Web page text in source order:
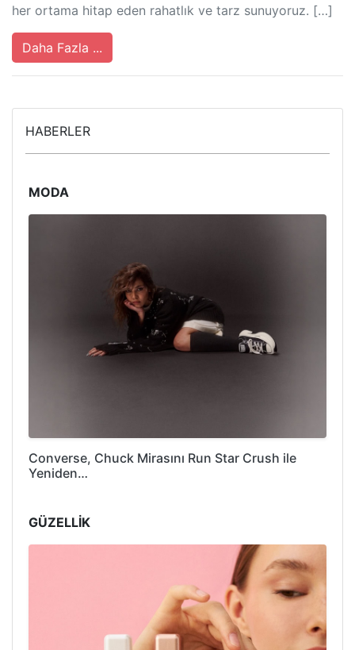
her ortama hitap eden rahatlık ve tarz sunuyoruz. […]
Daha Fazla ...
HABERLER
MODA
Converse, Chuck Mirasını Run Star Crush ile
Yeniden…
GÜZELLİK